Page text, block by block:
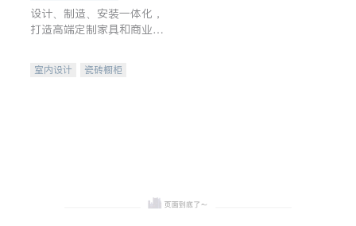
设计、制造、安装一体化，
打造高端定制家具和商业空
室内设计
瓷砖橱柜